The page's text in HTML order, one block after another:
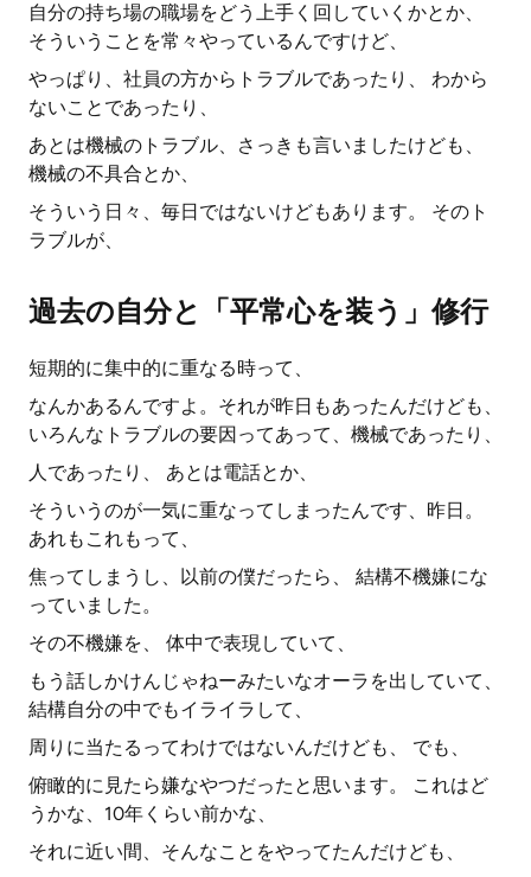
自分の持ち場の職場をどう上手く回していくかとか、
そういうことを常々やっているんですけど、
やっぱり、社員の方からトラブルであったり、 わから
ないことであったり、
あとは機械のトラブル、さっきも言いましたけども、
機械の不具合とか、
そういう日々、毎日ではないけどもあります。 そのト
ラブルが、
過去の自分と「平常心を装う」修行
短期的に集中的に重なる時って、
なんかあるんですよ。それが昨日もあったんだけども、
いろんなトラブルの要因ってあって、機械であったり、
人であったり、 あとは電話とか、
そういうのが一気に重なってしまったんです、昨日。
あれもこれもって、
焦ってしまうし、以前の僕だったら、 結構不機嫌にな
っていました。
その不機嫌を、 体中で表現していて、
もう話しかけんじゃねーみたいなオーラを出していて、
結構自分の中でもイライラして、
周りに当たるってわけではないんだけども、 でも、
俯瞰的に見たら嫌なやつだったと思います。 これはど
うかな、10年くらい前かな、
それに近い間、そんなことをやってたんだけども、